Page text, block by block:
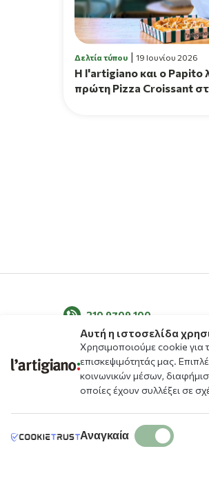
Δελτία τύπου 19 Ιουνίου 2026
H l'artigiano και ο Papito
πρώτη Pizza Croissant
210 9709 100
Αυτή η ιστοσελίδα
Χρησιμοποιούμε cookie για
επισκεψιμότητάς μας.
κοινωνικών μέσων,
οποίες έχουν συλλέξει σε
Αναγκαία